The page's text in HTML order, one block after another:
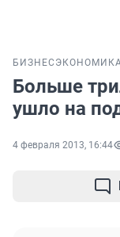
БИЗНЕС
Больше
ушло на
4 февраля 2013, 16:44